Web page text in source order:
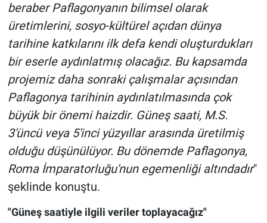
beraber Paflagonyanın bilimsel olarak
üretimlerini, sosyo-kültürel açıdan dünya
tarihine katkılarını ilk defa kendi oluşturdukları
bir eserle aydınlatmış olacağız. Bu kapsamda
projemiz daha sonraki çalışmalar açısından
Paflagonya tarihinin aydınlatılmasında çok
büyük bir önemi haizdir. Güneş saati, M.S.
3'üncü veya 5'inci yüzyıllar arasında üretilmiş
olduğu düşünülüyor. Bu dönemde Paflagonya,
Roma İmparatorluğu'nun egemenliği altındadır"
şeklinde konuştu.
"Güneş saatiyle ilgili veriler toplayacağız"